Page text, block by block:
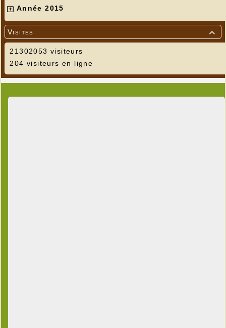
Année 2015

Visites
21302053 visiteurs
204 visiteurs en ligne